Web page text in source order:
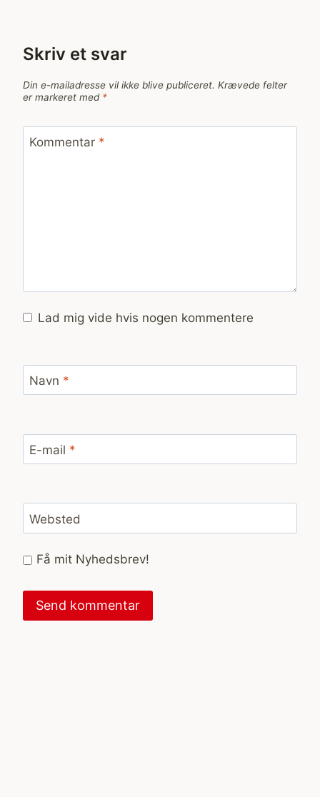
Skriv et svar
Din e-mailadresse vil ikke blive publiceret. Krævede felter
er markeret med *
Kommentar *
Lad mig vide hvis nogen kommentere
Navn *
E-mail *
Websted
Få mit Nyhedsbrev!